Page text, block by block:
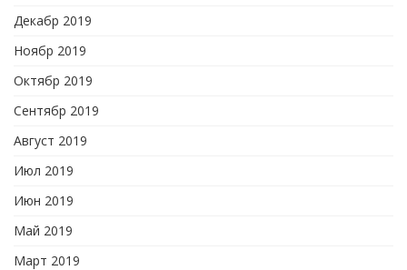
Декабр 2019
Ноябр 2019
Октябр 2019
Сентябр 2019
Август 2019
Июл 2019
Июн 2019
Май 2019
Март 2019